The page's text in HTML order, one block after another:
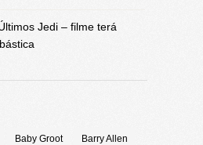
Jedi – filme terá
Baby Groot Barry Allen